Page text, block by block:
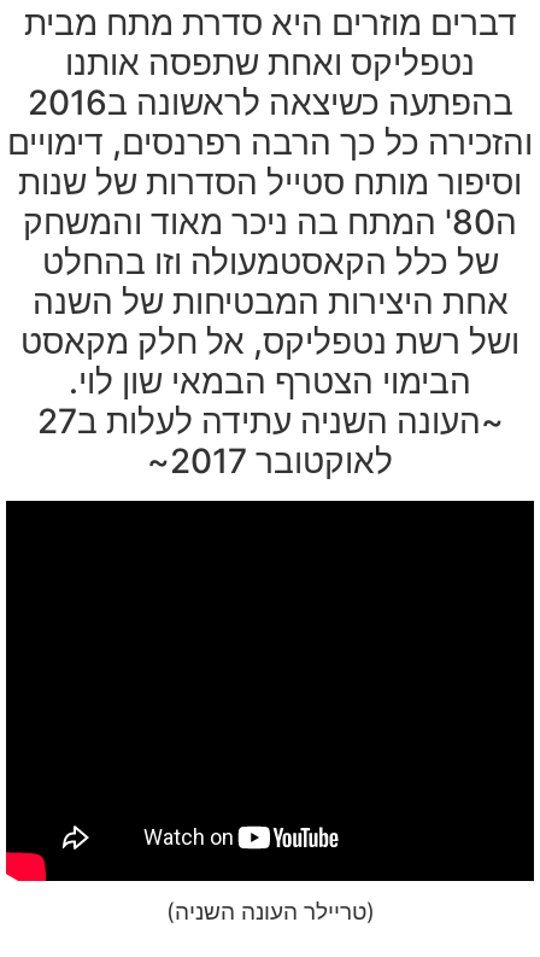
דברים מוזרים היא סדרת מתח מבית
נטפליקס ואחת שתפסה אותנו
בהפתעה כשיצאה לראשונה ב2016
והזכירה כל כך הרבה רפרנסים, דימויים
וסיפור מותח סטייל הסדרות של שנות
ה80' המתח בה ניכר מאוד והמשחק
של כלל הקאסטמעולה וזו בהחלט
אחת היצירות המבטיחות של השנה
ושל רשת נטפליקס, אל חלק מקאסט
הבימוי הצטרף הבמאי שון לוי.
~העונה השניה עתידה לעלות ב27
לאוקטובר 2017~
(טריילר העונה השניה)